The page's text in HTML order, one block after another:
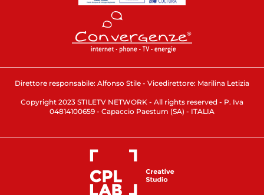
Direttore responsabile: Alfonso Stile - Vicedirettore: Marilina Letizia
Copyright 2023 STILETV NETWORK - All rights reserved - P. Iva
04814100659 - Capaccio Paestum (SA) - ITALIA